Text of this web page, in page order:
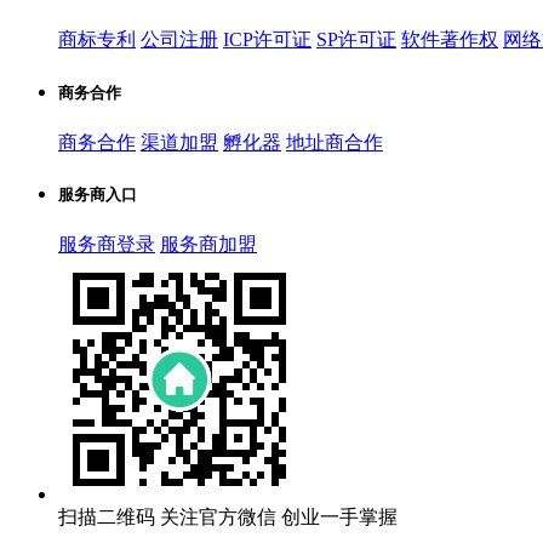
商标专利 公司注册 ICP许可证 SP许可证 软件著作权 网
商务合作
商务合作 渠道加盟 孵化器 地址商合作
服务商入口
服务商登录 服务商加盟
扫描二维码 关注官方微信 创业一手掌握